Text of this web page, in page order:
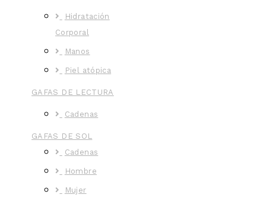
Hidratación
Corporal
Manos
Piel atópica
GAFAS DE LECTURA
Cadenas
GAFAS DE SOL
Cadenas
Hombre
Mujer